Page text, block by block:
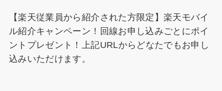
【楽天従業員から紹介された方限定】楽天モバイ
ル紹介キャンペーン！回線お申し込みごとにポイ
ントプレゼント！上記URLからどなたでもお申し
込みいただけます。